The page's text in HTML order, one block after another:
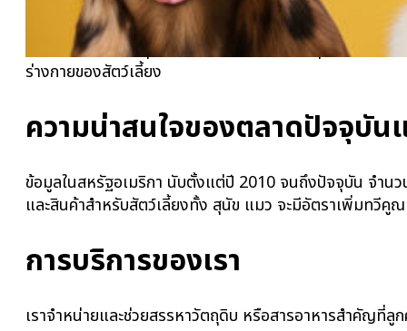
อาหารสัตว์ คือ วัตถุดิบ หรือสารอาหารซึ่งมีวัตถุประสงค์ใ
ร่างกายของสัตว์เลี้ยง
ความน่าสนใจของตลาดปัจจุบัน
ข้อมูลในสหรัฐอเมริกา นับตั้งแต่ปี 2010 จนถึงปัจจุบัน จำนว
และสินค้าสำหรับสัตว์เลี้ยงทั้ง สุนัข แมว จะมีอัตราเพิ่มทวีคู
การบริการของเรา
เราจำหน่ายและช่วยสรรหาวัตถุดิบ หรือสารอาหารสำคัญที่